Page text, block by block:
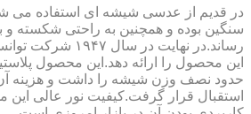
در قدیم از عدسی شیشه ای استفاده می
سنگین بوده و همچنین به راحتی شکسته
رساند.در نهایت در
این محصول را ارائه دهد.این محصول
حدود نصف وزن شیشه را داشت و هزینه آن
استقبال قرار گرفت.کیفیت نور عالی این